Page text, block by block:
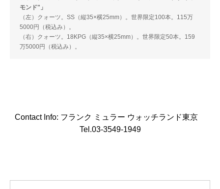
モンド"」
（左）クォーツ。SS（縦35×横25mm）。世界限定100本。115万
5000円（税込み）。
（右）クォーツ。18KPG（縦35×横25mm）。世界限定50本。159
万5000円（税込み）。
Contact Info: フランク ミュラー ウォッチランド東京
Tel.03-3549-1949